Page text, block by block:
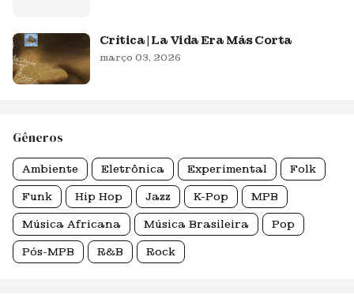
Crítica | La Vida Era Más Corta
março 03, 2026
Gêneros
Ambiente Eletrônica Experimental Folk
Funk Hip Hop Jazz K-Pop MPB
Música Africana Música Brasileira Pop
Pós-MPB R&B Rock